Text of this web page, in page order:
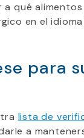
a qué
en el
para
lista de
a